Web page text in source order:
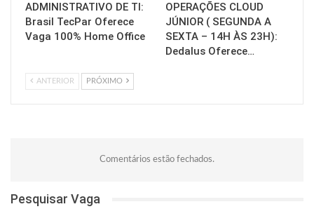
ADMINISTRATIVO DE TI:
Brasil TecPar Oferece
Vaga 100% Home Office
OPERAÇÕES CLOUD
JÚNIOR ( SEGUNDA A
SEXTA – 14H ÀS 23H):
Dedalus Oferece…
ANTERIOR PRÓXIMO
Comentários estão fechados.
Pesquisar Vaga